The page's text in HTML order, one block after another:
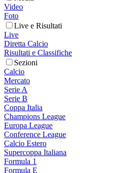
Video
Foto
Live e Risultati
Live
Diretta Calcio
Risultati e Classifiche
Sezioni
Calcio
Mercato
Serie A
Serie B
Coppa Italia
Champions League
Europa League
Conference League
Calcio Estero
Supercoppa Italiana
Formula 1
Formula E